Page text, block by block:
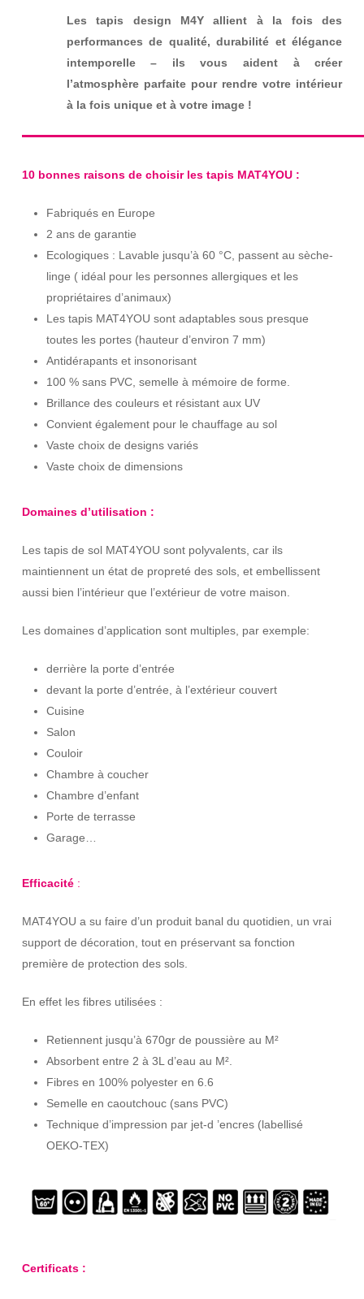
Les tapis design M4Y allient à la fois des
performances de qualité, durabilité et élégance
intemporelle – ils vous aident à créer
l’atmosphère parfaite pour rendre votre intérieur
à la fois unique et à votre image !
10 bonnes raisons de choisir les tapis MAT4YOU :
Fabriqués en Europe
2 ans de garantie
Ecologiques : Lavable jusqu’à 60 °C, passent au sèche-
linge ( idéal pour les personnes allergiques et les
propriétaires d’animaux)
Les tapis MAT4YOU sont adaptables sous presque
toutes les portes (hauteur d’environ 7 mm)
Antidérapants et insonorisant
100 % sans PVC, semelle à mémoire de forme.
Brillance des couleurs et résistant aux UV
Convient également pour le chauffage au sol
Vaste choix de designs variés
Vaste choix de dimensions
Domaines d’utilisation :
Les tapis de sol MAT4YOU sont polyvalents, car ils
maintiennent un état de propreté des sols, et embellissent
aussi bien l’intérieur que l’extérieur de votre maison.
Les domaines d’application sont multiples, par exemple:
derrière la porte d’entrée
devant la porte d’entrée, à l’extérieur couvert
Cuisine
Salon
Couloir
Chambre à coucher
Chambre d’enfant
Porte de terrasse
Garage…
Efficacité :
MAT4YOU a su faire d’un produit banal du quotidien, un vrai
support de décoration, tout en préservant sa fonction
première de protection des sols.
En effet les fibres utilisées :
Retiennent jusqu’à 670gr de poussière au M²
Absorbent entre 2 à 3L d’eau au M².
Fibres en 100% polyester en 6.6
Semelle en caoutchouc (sans PVC)
Technique d’impression par jet-d ’encres (labellisé
OEKO-TEX)
Certificats :